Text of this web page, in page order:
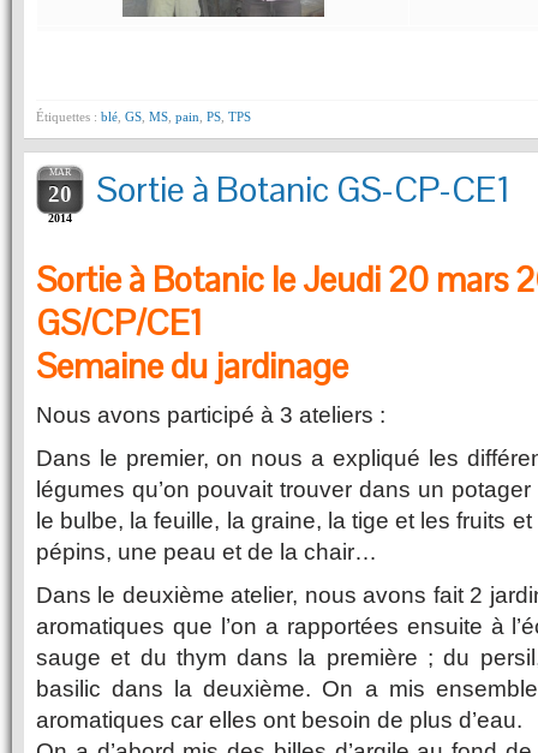
Étiquettes : blé GS MS pain PS TPS
MAR
20
2014
Sortie à Botanic GS-CP-CE1
Sortie à Botanic le Jeudi 20 mars
GS/CP/CE1
Semaine du jardinage
Nous avons participé à 3 ateliers :
Dans le premier, on nous a expliqué les
légumes qu’on pouvait trouver dans un
le bulbe, la feuille, la graine, la tige et les fruits
pépins, une peau et de la chair…
Dans le deuxième atelier, nous avons fait 2
aromatiques que l’on a rapportées ensuite à
sauge et du thym dans la première ; du
basilic dans la deuxième. On a mis
aromatiques car elles ont besoin de plus d’eau.